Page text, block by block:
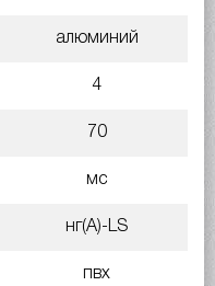
алюминий
4
70
мс
нг(A)-LS
пвх